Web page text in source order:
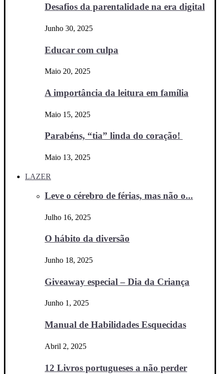
Desafios da parentalidade na era digital
Junho 30, 2025
Educar com culpa
Maio 20, 2025
A importância da leitura em família
Maio 15, 2025
Parabéns, “tia” linda do coração!
Maio 13, 2025
LAZER
Leve o cérebro de férias, mas não o...
Julho 16, 2025
O hábito da diversão
Junho 18, 2025
Giveaway especial – Dia da Criança
Junho 1, 2025
Manual de Habilidades Esquecidas
Abril 2, 2025
12 Livros portugueses a não perder